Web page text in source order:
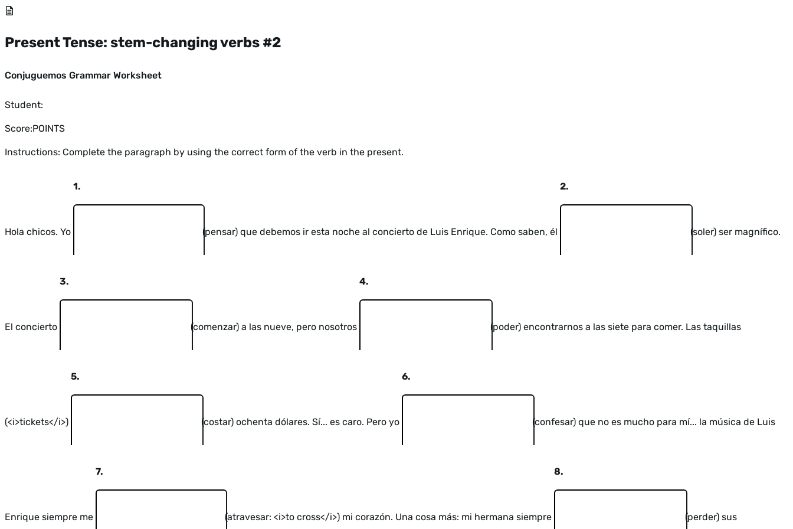
Present Tense: stem-changing verbs #2
Conjuguemos Grammar Worksheet
Student:
Score:POINTS
Instructions: Complete the paragraph by using the correct form of the verb in the present.
Hola chicos. Yo
1.
(pensar) que debemos ir esta noche al concierto de Luis Enrique. Como saben, él
2.
(soler) ser magnífico.
El concierto
3.
(comenzar) a las nueve, pero nosotros
4.
(poder) encontrarnos a las siete para comer. Las taquillas
(<i>tickets</i>)
5.
(costar) ochenta dólares. Sí... es caro. Pero yo
6.
(confesar) que no es mucho para mí... la música de Luis
Enrique siempre me
7.
(atravesar: <i>to cross</i>) mi corazón. Una cosa más: mi hermana siempre
8.
(perder) sus